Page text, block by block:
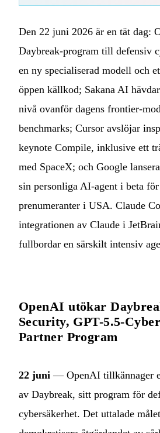
Den 22 juni 2026 är en tät dag:
Daybreak-program till defensiv
en ny specialiserad modell och
öppen källkod; Sakana AI
nivå ovanför dagens frontier-
benchmarks; Cursor avslöjar
keynote Compile, inklusive ett
med SpaceX; och Google
sin personliga AI-agent i beta
prenumeranter i USA. Claude
integrationen av Claude i
fullbordar en särskilt intensiv
OpenAI utökar
Security, GPT-5.5-
Partner Program
22 juni — OpenAI tillkännager
av Daybreak, sitt program för
cybersäkerhet. Det uttalade